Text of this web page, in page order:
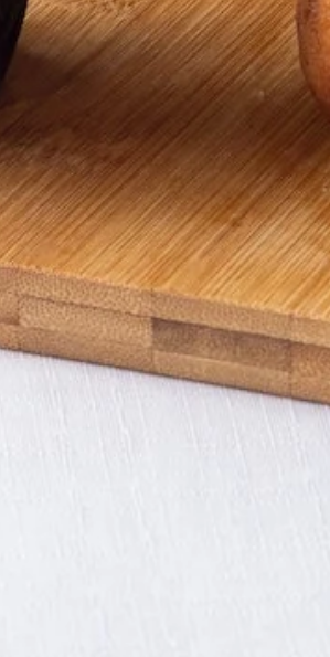
Country: Language:
Handla Nu